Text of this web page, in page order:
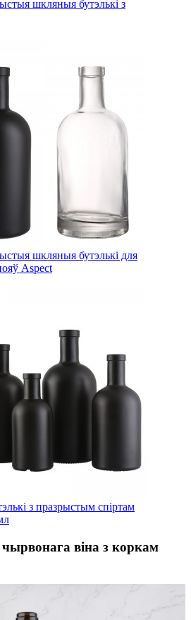
шкляныя бутэлькі з
шкляныя бутэлькі для
Aspect
з празрыстым спіртам
віна з коркам